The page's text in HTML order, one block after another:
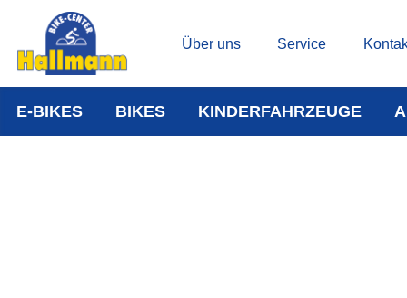
Über uns Service
E-BIKES BIKES KINDERFAHRZEUGE